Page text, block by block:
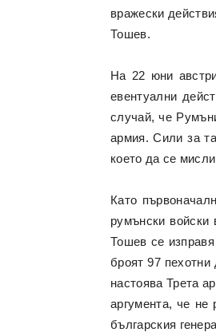
вражески
Тошев.
На 22 юни
евентуални
случай, че
армия. Сили за
което да се
Като
румънски
Тошев се
броят 97
настоява Трета
аргумента, че не
българския